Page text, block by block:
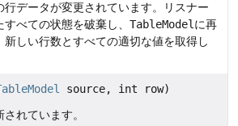
行データが変更されています。リスナー
べての状態を破棄し、 TableModelに再
新しい行数とすべての適切な値を取得し
source, int row)
れています。